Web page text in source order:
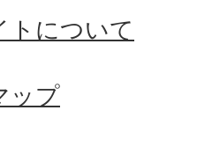
トについて
ップ